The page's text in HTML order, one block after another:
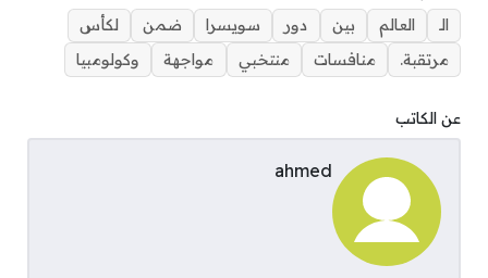
الـ
العالم بين دور سويسرا ضمن
لكأس
مرتقبة.
منافسات منتخبي مواجهة وكولومبيا
عن الكاتب
ahmed